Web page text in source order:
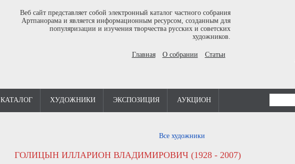
Веб сайт представляет собой электронный каталог частного собрания
Артпанорама и является информационным ресурсом, созданным для
популяризации и изучения творчества русских и советских
художников.
Главная О собрании Статьи
КАТАЛОГ ХУДОЖНИКИ ЭКСПОЗИЦИЯ АУКЦИОН
Все художники
ГОЛИЦЫН ИЛЛАРИОН ВЛАДИМИРОВИЧ (1928 - 2007)